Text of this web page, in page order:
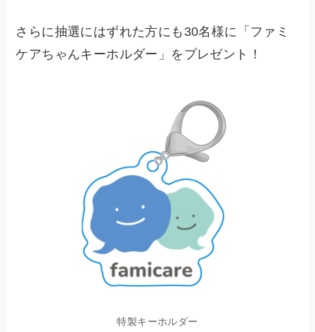
さらに抽選にはずれた方にも30名様に「ファミ
ケアちゃんキーホルダー」をプレゼント！
特製キーホルダー